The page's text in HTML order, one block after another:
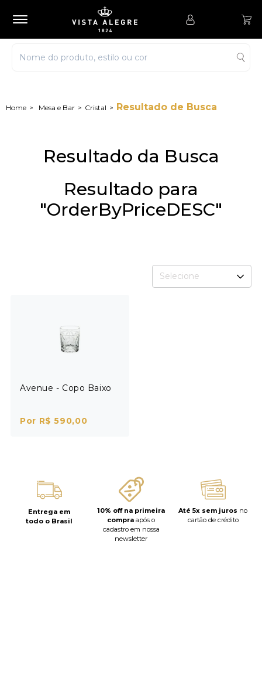
Mesa e Bar Cristal Resultado de Busca
Resultado da Busca
Resultado para
"OrderByPriceDESC"
Selecione
Avenue - Copo Baixo
Por R$ 590,00
Entrega em
todo o Brasil
10% off na primeira
compra após o
cadastro em nossa
newsletter
Até 5x sem juros no
cartão de crédito